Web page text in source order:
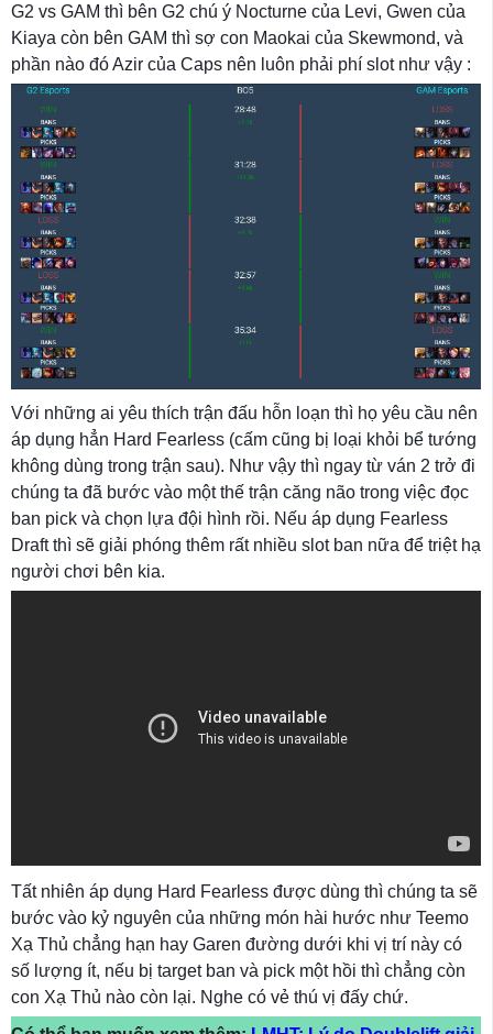
G2 vs GAM thì bên G2 chú ý Nocturne của Levi, Gwen của
Kiaya còn bên GAM thì sợ con Maokai của Skewmond, và
phần nào đó Azir của Caps nên luôn phải phí slot như vậy :
Với những ai yêu thích trận đấu hỗn loạn thì họ yêu cầu nên
áp dụng hẳn Hard Fearless (cấm cũng bị loại khỏi bể tướng
không dùng trong trận sau). Như vậy thì ngay từ ván 2 trở đi
chúng ta đã bước vào một thế trận căng não trong việc đọc
ban pick và chọn lựa đội hình rồi. Nếu áp dụng Fearless
Draft thì sẽ giải phóng thêm rất nhiều slot ban nữa để triệt hạ
người chơi bên kia.
Tất nhiên áp dụng Hard Fearless được dùng thì chúng ta sẽ
bước vào kỷ nguyên của những món hài hước như Teemo
Xạ Thủ chẳng hạn hay Garen đường dưới khi vị trí này có
số lượng ít, nếu bị target ban và pick một hồi thì chẳng còn
con Xạ Thủ nào còn lại. Nghe có vẻ thú vị đấy chứ.